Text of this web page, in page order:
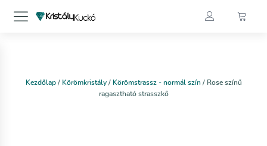
Kezdőlap/ Körömkristály/ Körömstrassz - normál szín/ Rose színű
ragasztható strasszkő